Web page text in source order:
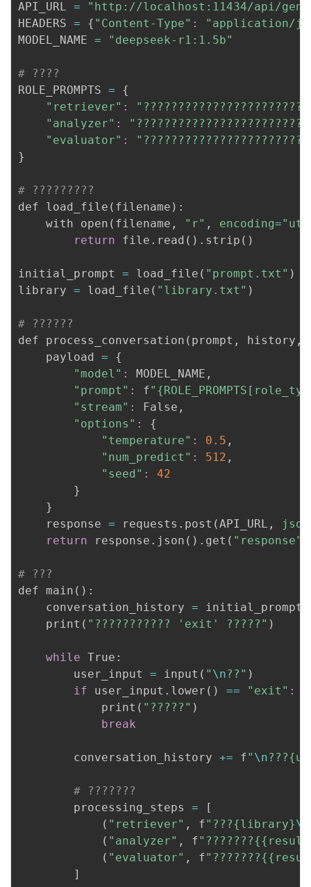
API_URL =
"http://localhost:11434/api/
HEADERS = { "Content-Type" :
"application/
MODEL_NAME = "deepseek-r1:1.5b"
# ????
ROLE_PROMPTS =
{
"retriever" :
"analyzer" :
"evaluator" :
}
# ?????????
def load_file ( filename ) :
    with open
( filename, "r" , encoding=
return file.read ( ) .strip ( )
initial_prompt = load_file ( "prompt.txt" )
library = load_file ( "library.txt" )
# ??????
def process_conversation ( prompt, history,
    payload
=
{
"model" :
MODEL_NAME,
"prompt" : f
"stream" :
False,
"options" :
{
"temperature" : 0.5 ,
"num_predict" : 512 ,
"seed" :
42
}
}
    response
= requests.post (API_URL, json
return response.json ( ) .get ( "response"
# ???
def main ( ) :
    conversation_history
= initial_prompt
    print
( "??????????? 'exit' ?????" )
while True:
        user_input
= input ( " \n??" )
if user_input.lower ( ) == "exit" :
            print
( "?????" )
break
        conversation_history
+= f" \n
# ???????
        processing_steps
=
[
( "retriever" , f"???{library}\n
( "analyzer" , f
( "evaluator" , f
]